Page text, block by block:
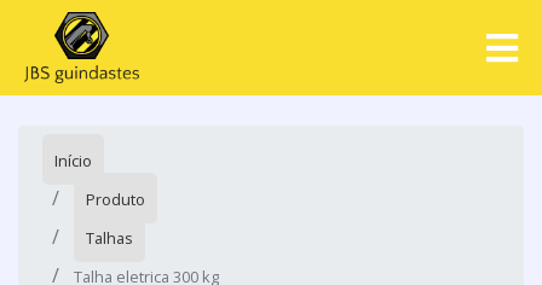
Início
Produto
Talhas
Talha eletrica 300 kg